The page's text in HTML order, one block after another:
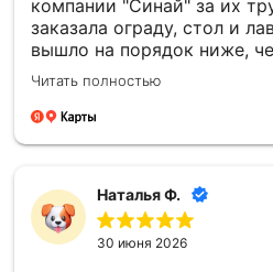
компании "Синай" за их
заказала ограду, стол и
вышло на порядок ниже,
Все установили в срок,
Второй раз заказали
о каждом этапе
раньше срока, на всех
присылали фотоотчёт. Все
хорошо, на совесть!
хочу выразить менеджеру
Читать полностью
Наталья Ф.
30 июня 2026